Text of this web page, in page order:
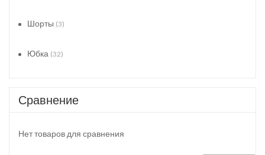
Шорты (3)
Юбка (32)
Сравнение
Нет товаров для сравнения